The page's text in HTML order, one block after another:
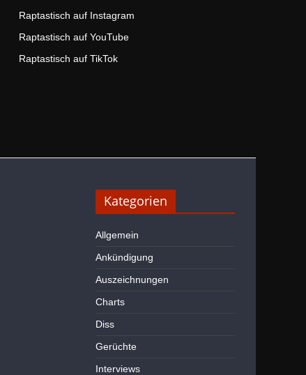
Raptastisch auf Instagram
Raptastisch auf YouTube
Raptastisch auf TikTok
Kategorien
Allgemein
Ankündigung
Auszeichnungen
Charts
Diss
Gerüchte
Interviews